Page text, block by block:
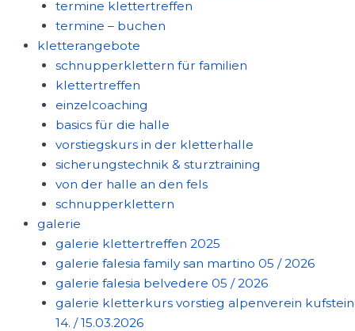
termine klettertreffen
termine – buchen
kletterangebote
schnupperklettern für familien
klettertreffen
einzelcoaching
basics für die halle
vorstiegskurs in der kletterhalle
sicherungstechnik & sturztraining
von der halle an den fels
schnupperklettern
galerie
galerie klettertreffen 2025
galerie falesia family san martino 05 / 2026
galerie falesia belvedere 05 / 2026
galerie kletterkurs vorstieg alpenverein kufstein
14. / 15.03.2026